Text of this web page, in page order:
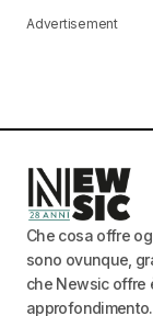
Advertisement
Che cosa offre
sono ovunque,
che Newsic offre